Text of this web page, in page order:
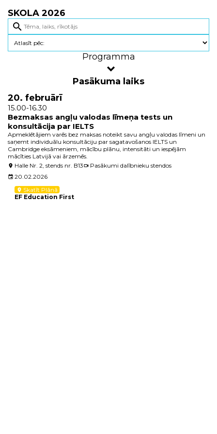
SKOLA 2026
search
Programma
Pasākuma laiks
20. februārī
15.00-16.30
Bezmaksas angļu valodas līmeņa tests un
konsultācija par IELTS
Apmeklētājiem varēs bez maksas noteikt savu angļu valodas līmeni un
saņemt individuālu konsultāciju par sagatavošanos IELTS un
Cambridge eksāmeniem, mācību plānu, intensitāti un iespējām
mācīties Latvijā vai ārzemēs.
location_on Halle Nr. 2, stends nr. B13videocam Pasākumi dalībnieku stendos
event 20.02.2026
location_on Skatīt Plānā
EF Education First